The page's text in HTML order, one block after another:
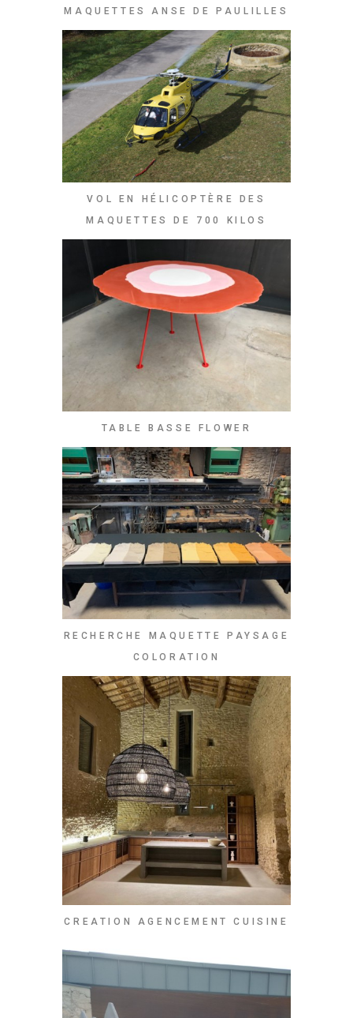
MAQUETTES ANSE DE PAULILLES
VOL EN HÉLICOPTÈRE DES
MAQUETTES DE 700 KILOS
TABLE BASSE FLOWER
RECHERCHE MAQUETTE PAYSAGE
COLORATION
CREATION AGENCEMENT CUISINE